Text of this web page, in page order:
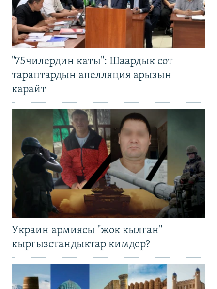
"75чилердин каты": Шаардык сот
тараптардын апелляция арызын
карайт
Украин армиясы "жок кылган"
кыргызстандыктар кимдер?